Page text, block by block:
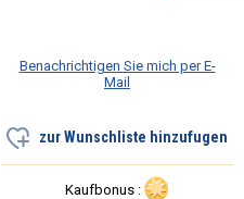
Benachrichtigen Sie mich per E-
Mail
zur Wunschliste hinzufugen
Kaufbonus :